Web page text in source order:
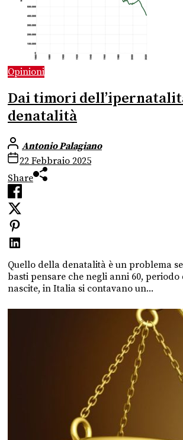
Opinioni
Dai timori
denatalità
Antonio Palagiano
22 Febbraio 2025
Share
Quello della denatalità è un problema
basti pensare che negli anni 60,
nascite, in Italia si contavano un...